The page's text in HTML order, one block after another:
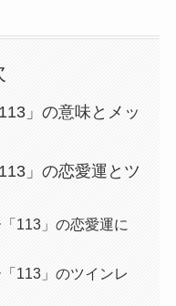
」の意味とメッ
」の恋愛運とツ
113」の恋愛運に
113」のツインレ